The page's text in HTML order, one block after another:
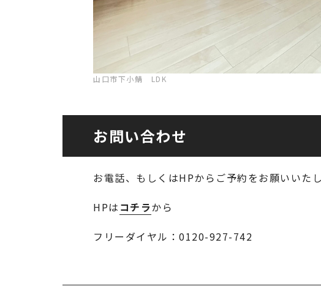
山口市下小鯖 LDK
お問い合わせ
お電話、もしくはHPからご予約をお願いいたし
HPは コチラから
フリーダイヤル：0120-927-742